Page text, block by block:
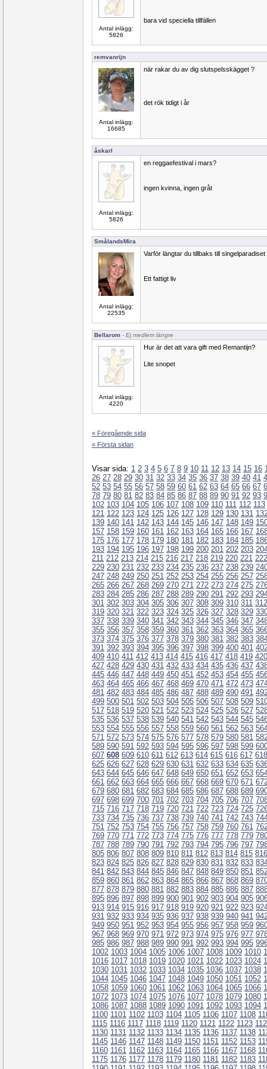
Antal inlägg:
5826
bara vid speciella tillfällen
remvanrijn
Antal inlägg:
16685
när rakar du av dig slutspelsskägget ?
det rök tidigt i år
åskarl
Antal inlägg:
5826
en reggaefestival i mars?
ingen kvinna, ingen gråt
SmålandsMira
Antal inlägg:
22535
Varför längtar du tillbaks till
Ett fattigt liv
Bellarom - Ej medlem längre
Antal inlägg:
4220
Hur är det att vara gift med Remantijn?
Lite snopet
« Föregående sida
« Första sidan
Visar sida: 1 2 3 4 5 6 7 8 9 10 11 12 13 14 15 16
26 27 28 29 30 31 32 33 34 35 36 37 38 39 40 41
52 53 54 55 56 57 58 59 60 61 62 63 64 65 66 67
78 79 80 81 82 83 84 85 86 87 88 89 90 91 92 93
102 103 104 105 106 107 108 109 110 111 112 113
121 122 123 124 125 126 127 128 129 130 131
139 140 141 142 143 144 145 146 147 148 149
157 158 159 160 161 162 163 164 165 166 167
175 176 177 178 179 180 181 182 183 184 185
193 194 195 196 197 198 199 200 201 202 203
211 212 213 214 215 216 217 218 219 220 221 222
229 230 231 232 233 234 235 236 237 238 239
247 248 249 250 251 252 253 254 255 256 257
265 266 267 268 269 270 271 272 273 274 275
283 284 285 286 287 288 289 290 291 292 293
301 302 303 304 305 306 307 308 309 310 311 312
319 320 321 322 323 324 325 326 327 328 329
337 338 339 340 341 342 343 344 345 346 347
355 356 357 358 359 360 361 362 363 364 365
373 374 375 376 377 378 379 380 381 382 383
391 392 393 394 395 396 397 398 399 400 401
409 410 411 412 413 414 415 416 417 418 419 420
427 428 429 430 431 432 433 434 435 436 437
445 446 447 448 449 450 451 452 453 454 455
463 464 465 466 467 468 469 470 471 472 473
481 482 483 484 485 486 487 488 489 490 491
499 500 501 502 503 504 505 506 507 508 509
517 518 519 520 521 522 523 524 525 526 527
535 536 537 538 539 540 541 542 543 544 545
553 554 555 556 557 558 559 560 561 562 563
571 572 573 574 575 576 577 578 579 580 581
589 590 591 592 593 594 595 596 597 598 599
607 608 609 610 611 612 613 614 615 616 617 618
625 626 627 628 629 630 631 632 633 634 635
643 644 645 646 647 648 649 650 651 652 653
661 662 663 664 665 666 667 668 669 670 671
679 680 681 682 683 684 685 686 687 688 689
697 698 699 700 701 702 703 704 705 706 707
715 716 717 718 719 720 721 722 723 724 725
733 734 735 736 737 738 739 740 741 742 743
751 752 753 754 755 756 757 758 759 760 761
769 770 771 772 773 774 775 776 777 778 779
787 788 789 790 791 792 793 794 795 796 797
805 806 807 808 809 810 811 812 813 814 815 816
823 824 825 826 827 828 829 830 831 832 833
841 842 843 844 845 846 847 848 849 850 851
859 860 861 862 863 864 865 866 867 868 869
877 878 879 880 881 882 883 884 885 886 887
895 896 897 898 899 900 901 902 903 904 905
913 914 915 916 917 918 919 920 921 922 923
931 932 933 934 935 936 937 938 939 940 941
949 950 951 952 953 954 955 956 957 958 959
967 968 969 970 971 972 973 974 975 976 977
985 986 987 988 989 990 991 992 993 994 995
1002 1003 1004 1005 1006 1007 1008 1009 1010
1016 1017 1018 1019 1020 1021 1022 1023 1024
1030 1031 1032 1033 1034 1035 1036 1037 1038
1044 1045 1046 1047 1048 1049 1050 1051 1052
1058 1059 1060 1061 1062 1063 1064 1065 1066
1072 1073 1074 1075 1076 1077 1078 1079 1080
1086 1087 1088 1089 1090 1091 1092 1093 1094
1100 1101 1102 1103 1104 1105 1106 1107 1108
1115 1116 1117 1118 1119 1120 1121 1122 1123
1130 1131 1132 1133 1134 1135 1136 1137 1138
1145 1146 1147 1148 1149 1150 1151 1152 1153
1160 1161 1162 1163 1164 1165 1166 1167 1168
1175 1176 1177 1178 1179 1180 1181 1182 1183